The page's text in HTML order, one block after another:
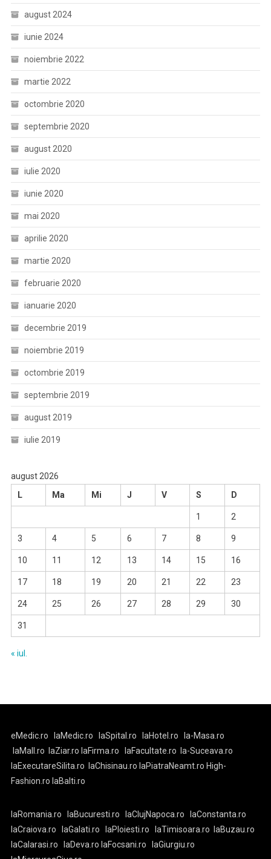
august 2024
iunie 2024
noiembrie 2022
martie 2022
octombrie 2020
septembrie 2020
august 2020
iulie 2020
iunie 2020
mai 2020
aprilie 2020
martie 2020
februarie 2020
ianuarie 2020
decembrie 2019
noiembrie 2019
octombrie 2019
septembrie 2019
august 2019
iulie 2019
august 2026
L
Ma Mi J V S D
1 2
3 4 5 6 7 8 9
10 11 12 13 14 15 16
17 18 19 20 21 22 23
24 25 26 27 28 29 30
31
« iul.
eMedic.ro laMedic.ro laSpital.ro laHotel.ro
la-Masa.ro
laMall.ro
laZiar.ro laFirma.ro laFacultate.ro
la-Suceava.ro
laExecutareSilita.ro
laChisinau.ro laPiatraNeamt.ro High-
Fashion.ro laBalti.ro
laRomania.ro laBucuresti.ro laClujNapoca.ro
laConstanta.ro
laCraiova.ro
laGalati.ro laPloiesti.ro laTimisoara.ro
laBuzau.ro
laCalarasi.ro
laDeva.ro laFocsani.ro
laGiurgiu.ro